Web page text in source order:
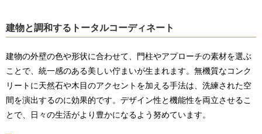
建物と調和するトータルコーディネート
建物の外壁の色や形状に合わせて、門柱やアプローチの素材を選ぶ
ことで、統一感のある美しい佇まいが生まれます。無機質なコンク
リートに天然石や木目のアクセントを加える手法は、洗練された空
間を演出するのに効果的です。デザイン性と機能性を両立させるこ
とで、日々の生活がより豊かになるよう努めています。